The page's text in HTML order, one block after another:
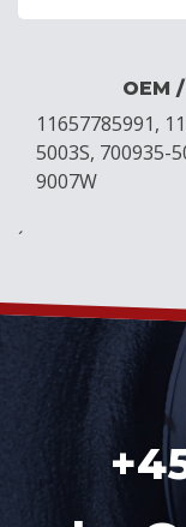
OEM
11657785991,
5003S, 700935-
9007W
´